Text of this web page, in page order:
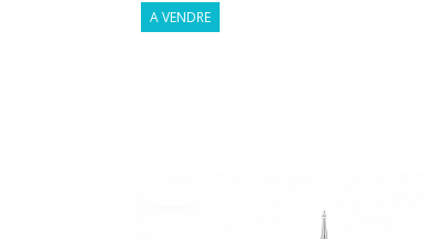
A VENDRE